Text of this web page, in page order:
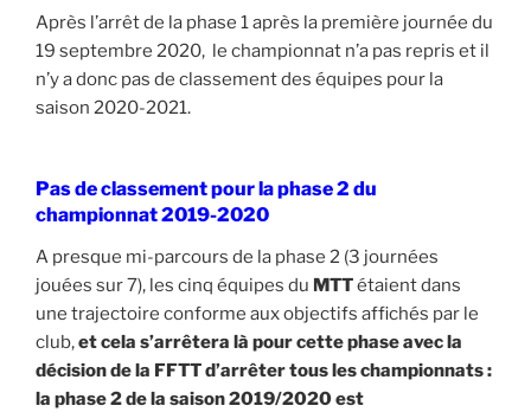
Après l’arrêt de la phase 1 après la première journée du
19 septembre 2020, le championnat n’a pas repris et il
n’y a donc pas de classement des équipes pour la
saison 2020-2021.
Pas de classement pour la phase 2 du
championnat 2019-2020
A presque mi-parcours de la phase 2 (3 journées
jouées sur 7), les cinq équipes du MTTétaient dans
une trajectoire conforme aux objectifs affichés par le
club,et cela s’arrêtera là pour cette phase avec la
décision de la FFTT d’arrêter tous les championnats :
la phase 2 de la saison 2019/2020 est